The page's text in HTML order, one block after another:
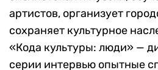
артистов, организует
сохраняет культурное
«Кода культуры: люди» —
серии интервью опытные